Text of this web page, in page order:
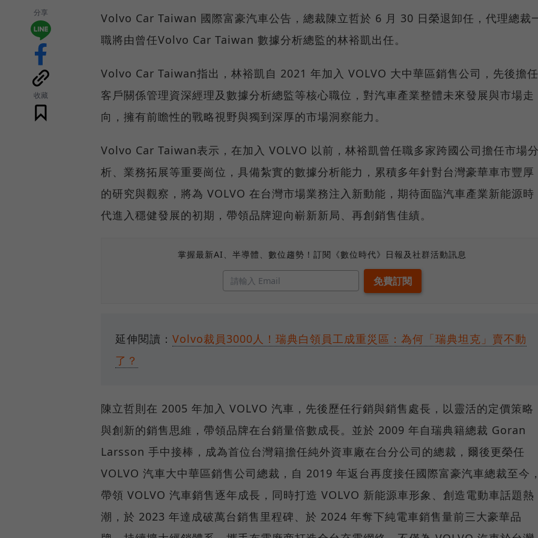
分享
收藏
Volvo Car Taiwan 國際富豪汽車公告，總裁陳立哲於 6 月 30 日榮退卸任，代理總裁
職將由曾任Volvo Car Taiwan 數據分析總監的林裕凱出任。
Volvo Car Taiwan指出，林裕凱自 2021 年加入 VOLVO 大中華區銷售公司，先後擔任
客戶關係管理資深經理及數據分析總監等核心職位，對汽車產業整體未來發展與市場走
向，擁有前瞻性的戰略視野與獨到深厚的市場洞察能力。
Volvo Car Taiwan表示，在加入 VOLVO 以前，林裕凱曾任職多家跨國公司擔任市場
析、業務拓展等重要崗位，具備紮實的數據分析能力，累積多年針對台灣豪華車市豐厚
的研究與觀察，將為 VOLVO 在台灣市場業務注入新動能，期待面臨汽車產業新能源時
代進入穩健發展的初期，帶領品牌迎向嶄新新局、再創銷售佳績。
掌握最新AI、半導體、數位趨勢！訂閱《數位時代》日報及社群活動訊息
延伸閱讀： Volvo裁員3000人！瑞典白領員工成重災區：為何「瑞典坦克」賣不動
了？
陳立哲則在 2005 年加入 VOLVO 汽車，先後歷任行銷與銷售處長，以靈活的定價策略
與創新的銷售思維，帶領品牌在台銷量倍數成長。並於 2009 年自瑞典籍總裁 Goran
Larsson 手中接棒，成為首位台灣籍擔任純外資車廠在台分公司的總裁，爾後更榮任
VOLVO 汽車大中華區銷售公司總裁，自 2019 年返台再度接任國際富豪汽車總裁至今
帶領 VOLVO 汽車銷售逐年成長，同時打造 VOLVO 新能源車形象、創造電動車話題熱
潮，於 2023 年達成破萬台銷售里程碑、於 2024 年奪下純電車銷售量前三大豪華品